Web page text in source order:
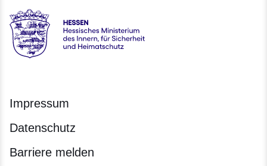
Hessen - Hessisches Ministerium des Innern, für Sicherheit
Impressum
Datenschutz
Barriere melden